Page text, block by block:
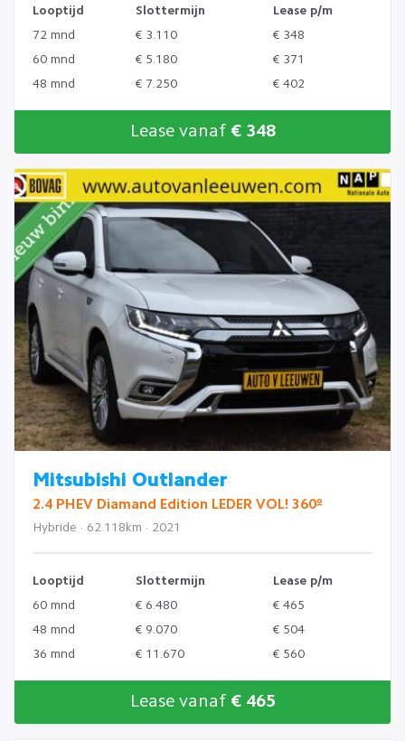
Looptijd Slottermijn
Lease p/m
72 mnd
€ 3.110
€ 348
60 mnd
€ 5.180
€ 371
48 mnd
€ 7.250 € 402
Lease vanaf € 348
Mitsubishi Outlander
2.4 PHEV Diamand Edition LEDER VOL! 360º
Hybride · 62.118km · 2021
Looptijd Slottermijn
Lease p/m
60 mnd
€ 6.480
€ 465
48 mnd
€ 9.070
€ 504
36 mnd
€ 11.670 € 560
Lease vanaf € 465